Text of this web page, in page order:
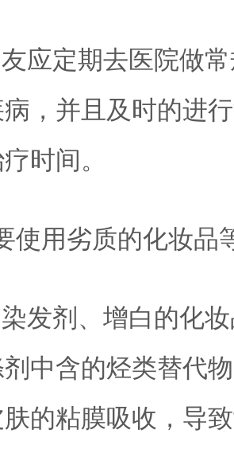
应定期去医院做
，并且及时的进
时间。
使用劣质的化妆品
发剂、增白的化
中含的烃类替代
的粘膜吸收，导